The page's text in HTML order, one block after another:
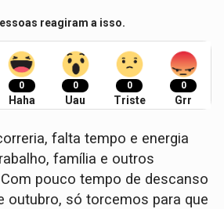
reagiram a isso.
0
Haha
0
Uau
0
Triste
0
Grr
falta tempo e energia
família e outros
pouco tempo de descanso
outubro, só torcemos para que